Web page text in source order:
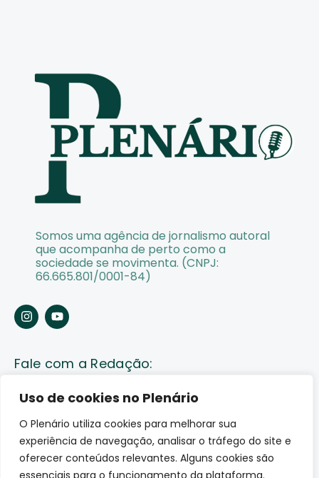
Uso de cookies no Plenário
O Plenário utiliza cookies para melhorar sua
experiência de navegação, analisar o tráfego do site e
oferecer conteúdos relevantes. Alguns cookies são
Somos uma agência de jornalismo autoral
que acompanha de perto como a
sociedade se movimenta. (CNPJ:
66.665.801/0001-84)
Fale com a Redação:
Enviar pauta
Fale conosco
Av. Lauro Sodré, 1259. Olaria – Porto Velho (RO)
CEP: 76801-289